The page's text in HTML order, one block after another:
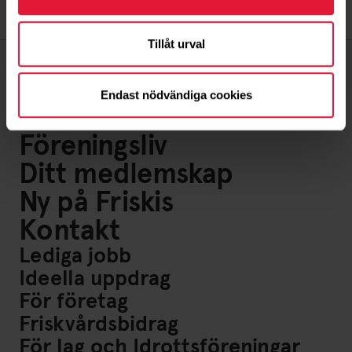
Tillåt urval
Endast nödvändiga cookies
Om oss
Föreningsliv
Ditt medlemskap
Ny på Friskis
Kontakt
Lediga jobb
Ideella uppdrag
För företag
Friskvårdsbidrag
För lag och Idrottsföreningar